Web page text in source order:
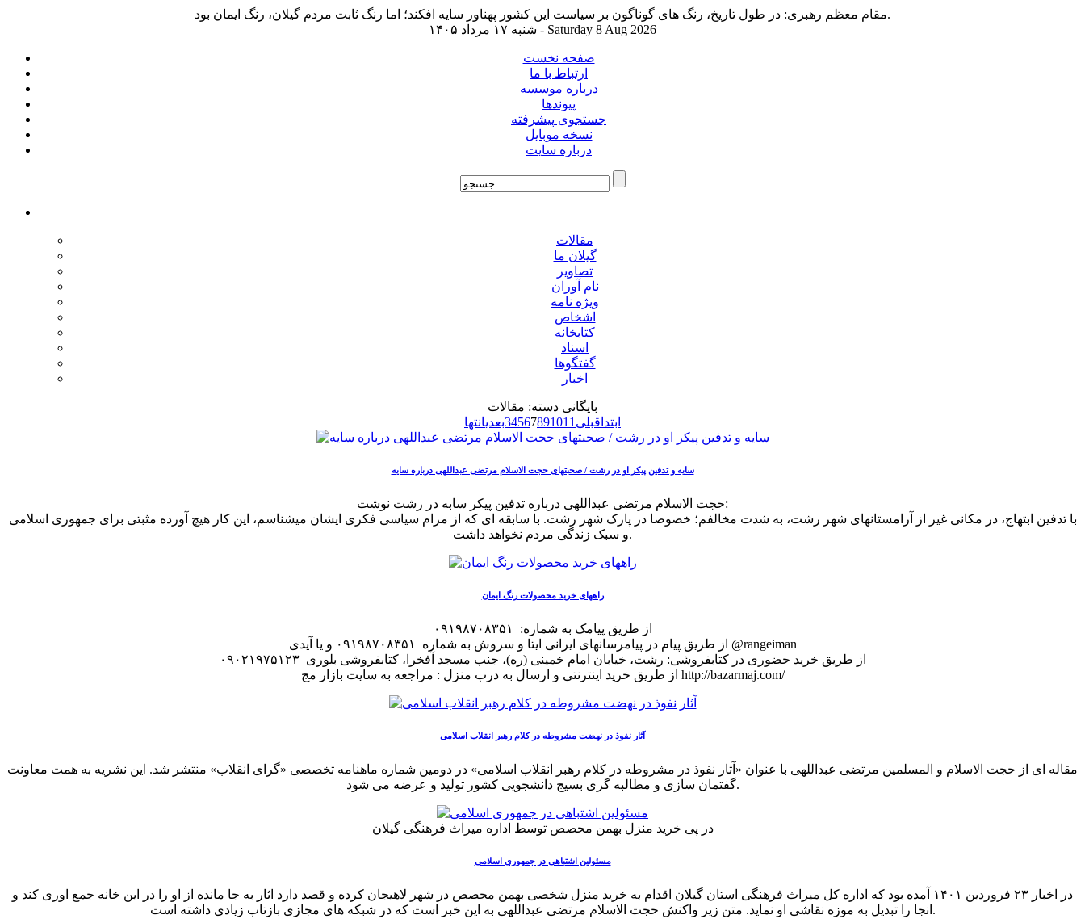
مقام معظم رهبری: در طول تاریخ، رنگ های گوناگون بر سیاست این کشور پهناور سایه افکند؛ اما رنگ ثابت مردم گیلان، رنگ ایمان بود.
شنبه ۱۷ مرداد ۱۴۰۵ - Saturday 8 Aug 2026
صفحه نخست
ارتباط با ما
درباره موسسه
پیوندها
جستجوی پیشرفته
نسخه موبایل
درباره سایت
مقالات
گیلان ما
تصاویر
نام آوران
ویژه نامه
اشخاص
کتابخانه
اسناد
گفتگوها
اخبار
بایگانی دسته: مقالات
ابتدا قبلی 34567891011 بعدیانتها
سایه و تدفین پیکر او در رشت / صحبتهای حجت الاسلام مرتضی عبداللهی درباره سایه
حجت الاسلام مرتضی عبداللهی درباره تدفین پیکر سابه در رشت نوشت:
با تدفین ابتهاج، در مکانی غیر از آرامستانهای شهر رشت، به شدت مخالفم؛ خصوصا در پارک شهر رشت. با سابقه ای که از مرام سیاسی فکری ایشان میشناسم، این کار هیچ آورده مثبتی برای جمهوری اسلامی
و سبک زندگی مردم نخواهد داشت.
راههای خرید محصولات رنگ ایمان
از طریق پیامک به شماره: ۰۹۱۹۸۷۰۸۳۵۱
از طریق پیام در پیامرسانهای ایرانی ایتا و سروش به شماره ۰۹۱۹۸۷۰۸۳۵۱ و یا آیدی @rangeiman
از طریق خرید حضوری در کتابفروشی: رشت، خیابان امام خمینی (ره)، جنب مسجد آفخرا، کتابفروشی بلوری ۰۹۰۲۱۹۷۵۱۲۳
از طریق خرید اینترنتی و ارسال به درب منزل : مراجعه به سایت بازار مج http://bazarmaj.com/
آثار نفوذ در نهضت مشروطه در کلام رهبر انقلاب اسلامی
مقاله ای از حجت الاسلام و المسلمین مرتضی عبداللهی با عنوان «آثار نفوذ در مشروطه در کلام رهبر انقلاب اسلامی» در دومین شماره ماهنامه تخصصی «گرای انقلاب» منتشر شد. این نشریه به همت معاونت
گفتمان سازی و مطالبه گری بسیج دانشجویی کشور تولید و عرضه می شود.
در پی خرید منزل بهمن محصص توسط اداره میراث فرهنگی گیلان
مسئولین اشتباهی در جمهوری اسلامی
در اخبار ۲۳ فروردین ۱۴۰۱ آمده بود که اداره کل میراث فرهنگی استان گیلان اقدام به خرید منزل شخصی بهمن محصص در شهر لاهیجان کرده و قصد دارد اثار به جا مانده از او را در این خانه جمع اوری کند و
انجا را تبدیل به موزه نقاشی او نماید. متن زیر واکنش حجت الاسلام مرتضی عبداللهی به این خبر است که در شبکه های مجازی بازتاب زیادی داشته است.